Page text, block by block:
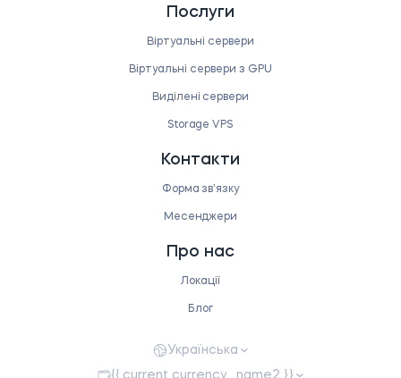
Послуги
Віртуальні сервери
Віртуальні сервери з GPU
Виділені сервери
Storage VPS
Контакти
Форма звʼязку
Месенджери
Про нас
Локації
Блог
Українська
{{ current_currency . name2 }}